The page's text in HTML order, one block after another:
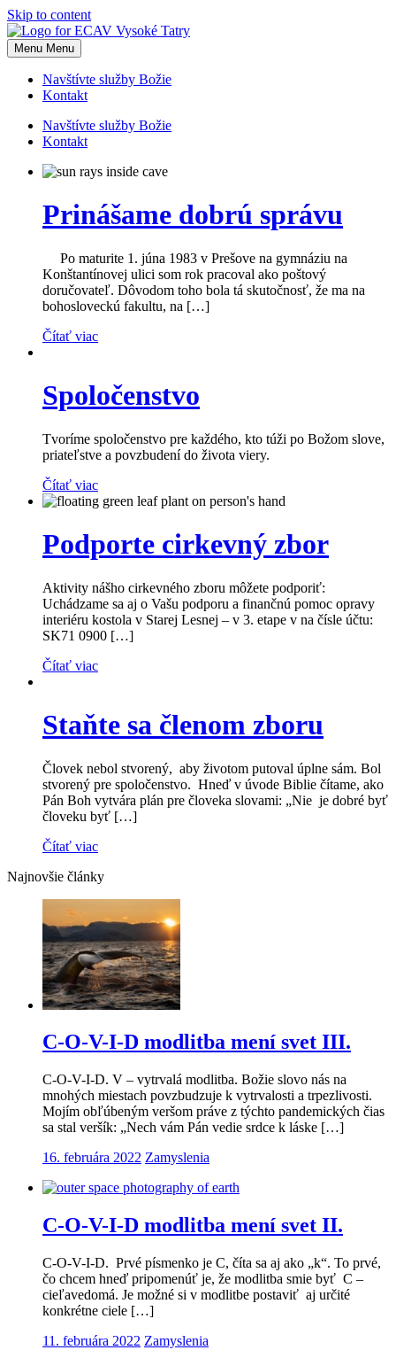
Skip to content
Menu Menu
Navštívte služby Božie
Kontakt
Navštívte služby Božie
Kontakt
Prinášame dobrú správu
Po maturite 1. júna 1983 v Prešove na gymnáziu na
Konštantínovej ulici som rok pracoval ako poštový
doručovateľ. Dôvodom toho bola tá skutočnosť, že ma na
bohosloveckú fakultu, na […]
Čítať viac
Spoločenstvo
Tvoríme spoločenstvo pre každého, kto túži po Božom slove,
priateľstve a povzbudení do života viery.
Čítať viac
Podporte cirkevný zbor
Aktivity nášho cirkevného zboru môžete podporiť:
Uchádzame sa aj o Vašu podporu a finančnú pomoc opravy
interiéru kostola v Starej Lesnej – v 3. etape v na čísle účtu:
SK71 0900 […]
Čítať viac
Staňte sa členom zboru
Človek nebol stvorený, aby životom putoval úplne sám. Bol
stvorený pre spoločenstvo. Hneď v úvode Biblie čítame, ako
Pán Boh vytvára plán pre človeka slovami: „Nie je dobré byť
človeku byť […]
Čítať viac
Najnovšie články
C-O-V-I-D modlitba mení svet III.
C-O-V-I-D. V – vytrvalá modlitba. Božie slovo nás na
mnohých miestach povzbudzuje k vytrvalosti a trpezlivosti.
Mojím obľúbeným veršom práve z týchto pandemických čias
sa stal veršík: „Nech vám Pán vedie srdce k láske […]
16. februára 2022 Zamyslenia
C-O-V-I-D modlitba mení svet II.
C-O-V-I-D. Prvé písmenko je C, číta sa aj ako „k“. To prvé,
čo chcem hneď pripomenúť je, že modlitba smie byť C –
cieľavedomá. Je možné si v modlitbe postaviť aj určité
konkrétne ciele […]
11. februára 2022 Zamyslenia